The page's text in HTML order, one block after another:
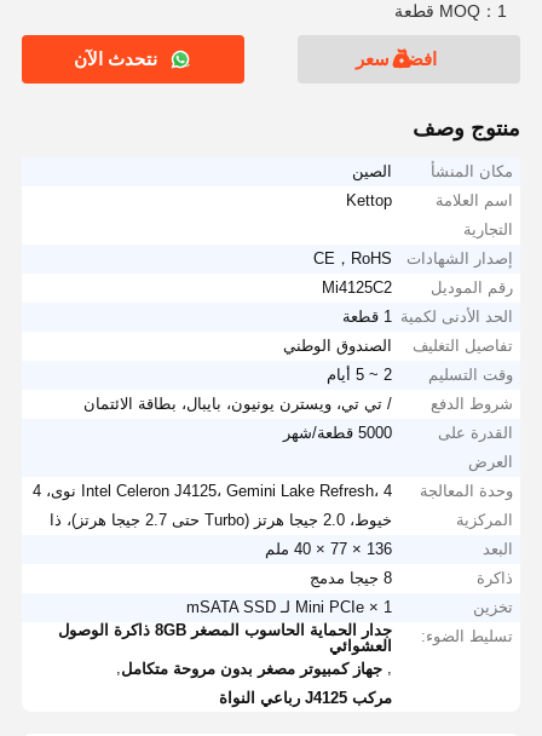
MOQ：1 قطعة
افضل سعر نتحدث الآن
منتوج وصف
مكان المنشأ
الصين
اسم العلامة
التجارية
Kettop
إصدار الشهادات
CE，RoHS
رقم الموديل
Mi4125C2
الحد الأدنى لكمية
1 قطعة
تفاصيل التغليف
الصندوق الوطني
وقت التسليم
2 ~ 5 أيام
شروط الدفع
/ تي تي، ويسترن يونيون، بايبال، بطاقة الائتمان
القدرة على
العرض
5000 قطعة/شهر
وحدة المعالجة
المركزية
Intel Celeron J4125، Gemini Lake Refresh، 4 نوى، 4
خيوط، 2.0 جيجا هرتز (Turbo حتى 2.7 جيجا هرتز)، ذا
البعد
136 × 77 × 40 ملم
ذاكرة
8 جيجا مدمج
تخزين
1 × Mini PCIe لـ mSATA SSD
تسليط الضوء:
جدار الحماية الحاسوب المصغر 8GB ذاكرة الوصول
العشوائي
,جهاز كمبيوتر مصغر بدون مروحة متكامل
مركب J4125 رباعي النواة